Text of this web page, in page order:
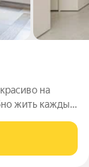
на
жить каждый
гостиная